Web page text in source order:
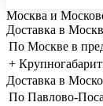
Москва и
Доставка в
По Москве в
+
Доставка в
По Павлово-